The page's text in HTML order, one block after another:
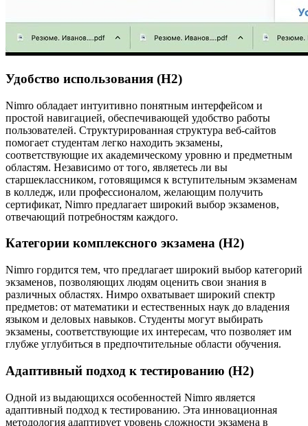
Удобство использования (H2)
Nimro обладает интуитивно понятным интерфейсом и
простой навигацией, обеспечивающей удобство работы
пользователей. Структурированная структура веб-сайтов
помогает студентам легко находить экзамены,
соответствующие их академическому уровню и предметным
областям. Независимо от того, являетесь ли вы
старшеклассником, готовящимся к вступительным экзаменам
в колледж, или профессионалом, желающим получить
сертификат, Nimro предлагает широкий выбор экзаменов,
отвечающий потребностям каждого.
Категории комплексного экзамена (H2)
Nimro гордится тем, что предлагает широкий выбор категорий
экзаменов, позволяющих людям оценить свои знания в
различных областях. Нимро охватывает широкий спектр
предметов: от математики и естественных наук до владения
языком и деловых навыков. Студенты могут выбирать
экзамены, соответствующие их интересам, что позволяет им
глубже углубиться в предпочтительные области обучения.
Адаптивный подход к тестированию (H2)
Одной из выдающихся особенностей Nimro является
адаптивный подход к тестированию. Эта инновационная
методология адаптирует уровень сложности экзамена в